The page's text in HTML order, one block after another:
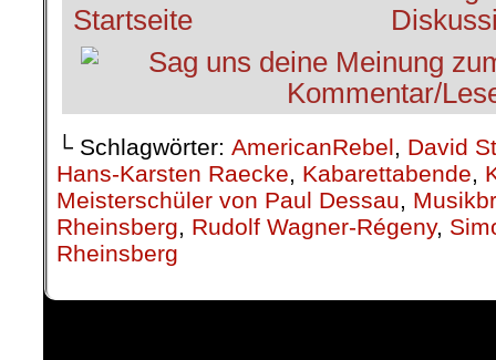
└ Schlagwörter: AmericanRebel, David
Hans-Karsten Raecke, Kabarettabende,
Meisterschüler von Paul Dessau,
Rheinsberg, Rudolf Wagner-Régeny,
Rheinsberg